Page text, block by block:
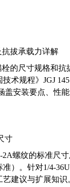
拔承载力详解
的尺寸规格和
技术规程》JGJ
盖安装要点、性
寸
2A螺纹的标准尺
）。针对1/4-
艺建议与扩展知识